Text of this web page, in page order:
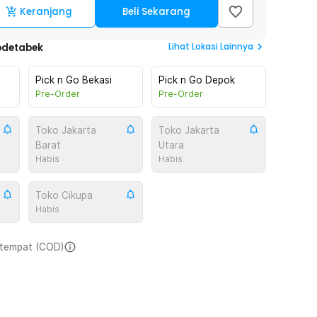
Keranjang Beli Sekarang
Lihat Lokasi Lainnya
Pick n Go Bekasi
Pre-Order
Pick n Go Depok
Pre-Order
Toko Jakarta
Barat
Habis
Toko Jakarta
Utara
Habis
Toko Cikupa
Habis
(COD)